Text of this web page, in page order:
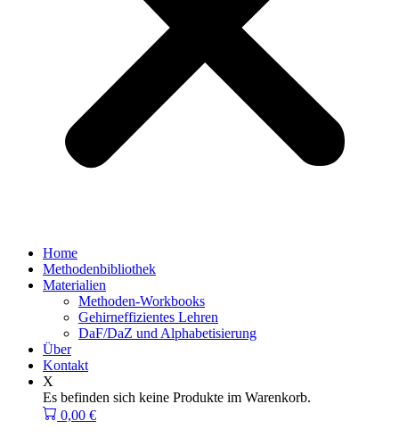
Home
Methodenbibliothek
Materialien
Methoden-Workbooks
Gehirneffizientes Lehren
DaF/DaZ und Alphabetisierung
Über
Kontakt
X
Es befinden sich keine Produkte im Warenkorb.
0,00 €